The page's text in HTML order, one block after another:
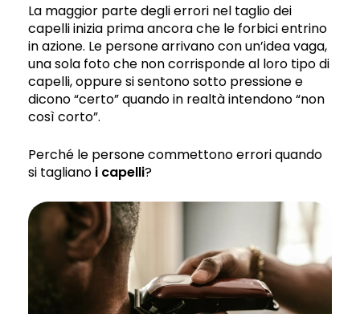
La maggior parte degli errori nel taglio dei
capelli inizia prima ancora che le forbici entrino
in azione. Le persone arrivano con un’idea vaga,
una sola foto che non corrisponde al loro tipo di
capelli, oppure si sentono sotto pressione e
dicono “certo” quando in realtà intendono “non
così corto”.
Perché le persone commettono errori quando
si tagliano i capelli?